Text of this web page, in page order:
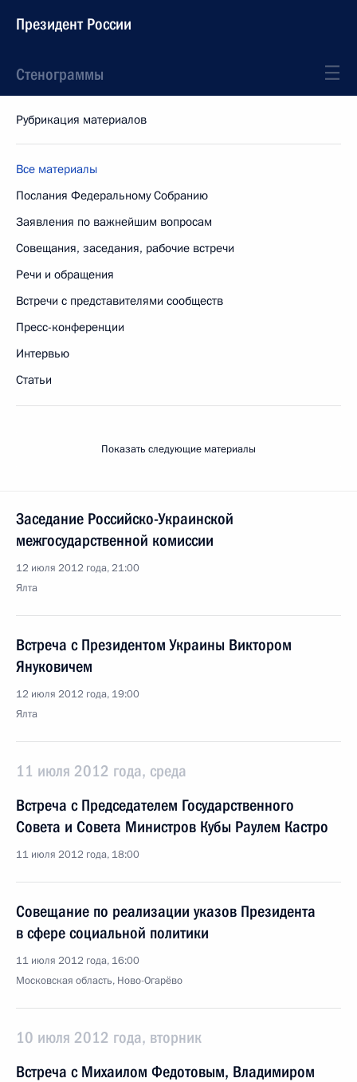
Президент России
Стенограммы
Рубрикация материалов
Все материалы
Послания Федеральному Собранию
Заявления по важнейшим вопросам
Совещания, заседания, рабочие встречи
Речи и обращения
Встречи с представителями сообществ
Пресс-конференции
Интервью
Статьи
Показать следующие материалы
Заседание Российско-Украинской
межгосударственной комиссии
12 июля 2012 года, 21:00
Ялта
Встреча с Президентом Украины Виктором
Януковичем
12 июля 2012 года, 19:00
Ялта
11 июля 2012 года, среда
Встреча с Председателем Государственного
Совета и Совета Министров Кубы Раулем Кастро
11 июля 2012 года, 18:00
Совещание по реализации указов Президента
в сфере социальной политики
11 июля 2012 года, 16:00
Московская область, Ново-Огарёво
10 июля 2012 года, вторник
Встреча с Михаилом Федотовым, Владимиром